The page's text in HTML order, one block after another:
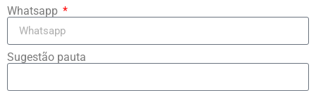
Whatsapp
Sugestão pauta